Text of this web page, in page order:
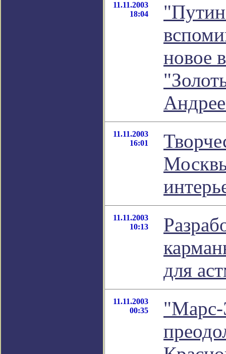
11.11.2003
18:04
новое
11.11.2003
16:01
11.11.2003
10:13
для
11.11.2003
00:35
"Марс-